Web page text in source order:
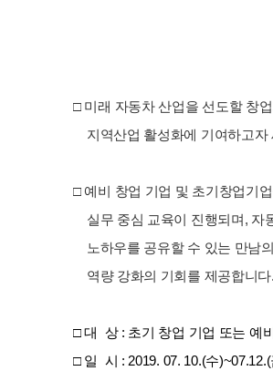
□ 미래 자동차 산업을 선도할 창
지역산업 활성화에 기여하고자
□ 예비 창업 기업 및 초기창업기
실무 중심 교육이 진행되며, 자
노하우를 공유할 수 있는 만남
역량 강화의 기회를 제공합니다.
□ 대 상 : 초기 창업 기업 또는 예
□ 일 시 : 2019. 07. 10.(수